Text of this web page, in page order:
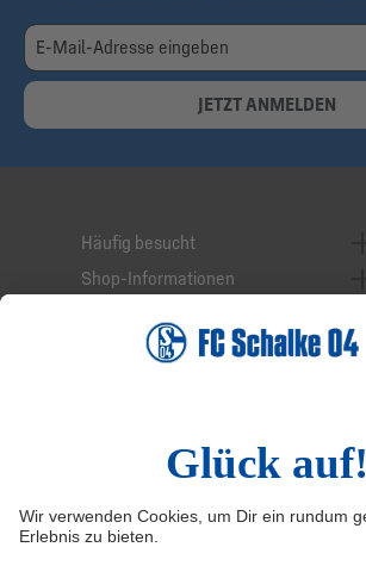
JETZT ANMELDEN
Häufig besucht
Shop-Informationen
Service-Hotline